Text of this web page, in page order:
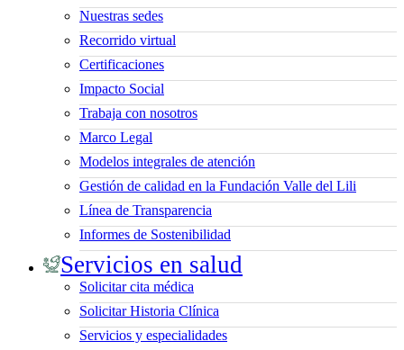
Nuestras sedes
Recorrido virtual
Certificaciones
Impacto Social
Trabaja con nosotros
Marco Legal
Modelos integrales de atención
Gestión de calidad en la Fundación Valle del Lili
Línea de Transparencia
Informes de Sostenibilidad
Servicios en salud
Solicitar cita médica
Solicitar Historia Clínica
Servicios y especialidades